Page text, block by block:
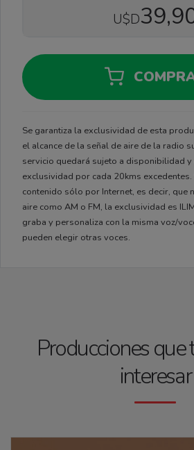
U$D
Se garantiza la exclusividad de esta
el alcance de la señal de aire de la radio
servicio quedará sujeto a disponibilidad
exclusividad por cada 20kms excedentes.
contenido sólo por Internet, es decir, que
aire como AM o FM, la exclusividad es
graba y personaliza con la misma voz/
pueden elegir otras voces.
Producciones que
interesar